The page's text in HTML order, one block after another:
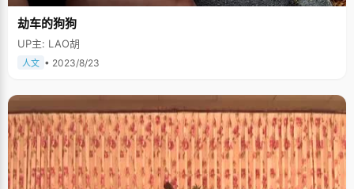
劫车的狗狗
UP主: LAO胡
人文 • 2023/8/23